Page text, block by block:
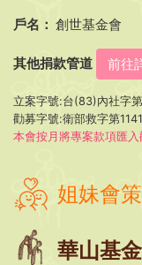
戶名： 創世基金會
其他捐款管道 前往
立案字號:台(83)內社字
勸募字號:衛部救字第
本會按月將專案款項匯
姐妹會
華山基